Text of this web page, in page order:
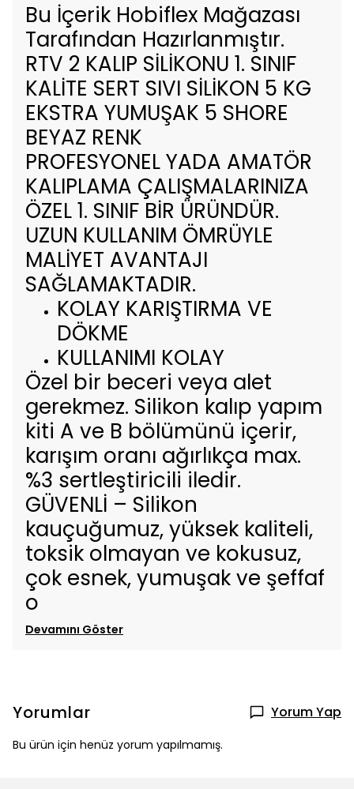
Bu İçerik Hobiflex Mağazası
Tarafından Hazırlanmıştır.
RTV 2 KALIP SİLİKONU 1. SINIF
KALİTE SERT SIVI SİLİKON 5 KG
EKSTRA YUMUŞAK 5 SHORE
BEYAZ RENK
PROFESYONEL YADA AMATÖR
KALIPLAMA ÇALIŞMALARINIZA
ÖZEL 1. SINIF BİR ÜRÜNDÜR.
UZUN KULLANIM ÖMRÜYLE
MALİYET AVANTAJI
SAĞLAMAKTADIR.
KOLAY KARIŞTIRMA VE
DÖKME
KULLANIMI KOLAY
Özel bir beceri veya alet
gerekmez. Silikon kalıp yapım
kiti A ve B bölümünü içerir,
karışım oranı ağırlıkça max.
%3 sertleştiricili iledir.
GÜVENLİ – Silikon
kauçuğumuz, yüksek kaliteli,
toksik olmayan ve kokusuz,
çok esnek, yumuşak ve şeffaf
o
Devamını Göster
Yorumlar Yorum Yap
Bu ürün için henüz yorum yapılmamış.